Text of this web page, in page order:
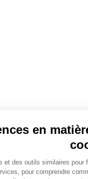
en
et des outils similaires pour
pour comprendre